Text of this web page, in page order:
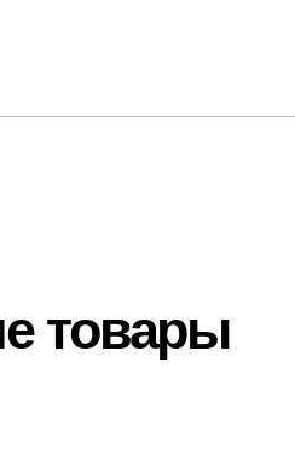
товары